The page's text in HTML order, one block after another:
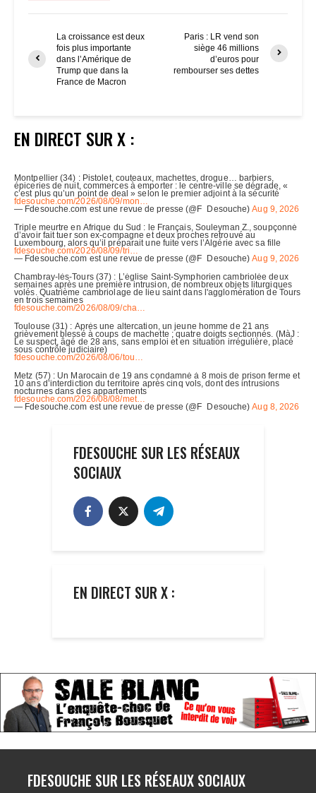
La croissance est deux
fois plus importante
dans l’Amérique de
Trump que dans la
France de Macron
Paris : LR vend son
siège 46 millions
d’euros pour
rembourser ses dettes
EN DIRECT SUR X :
FDESOUCHE SUR LES RÉSEAUX
SOCIAUX
EN DIRECT SUR X :
FDESOUCHE SUR LES RÉSEAUX SOCIAUX